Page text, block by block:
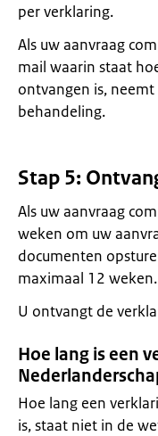
per verklaring.
Als uw aanvraag
mail waarin staat
ontvangen is, neemt
behandeling.
Stap 5:
Als uw aanvraag
weken om uw
documenten
maximaal 12 weken.
U ontvangt de
Hoe lang is een
Hoe lang een
is, staat niet in de